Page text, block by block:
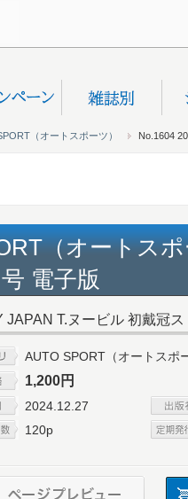
（オートスポーツ） No.1604
（オートス
電子版
JAPAN T.ヌービル 初戴冠
AUTO SPORT（オートスポ
1,200円
2024.12.27
120p